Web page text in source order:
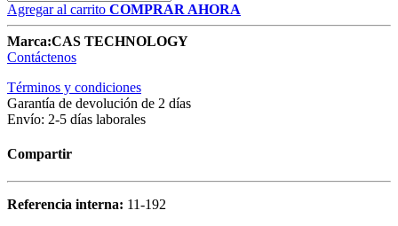
Agregar al carrito COMPRAR AHORA
Marca:CAS TECHNOLOGY
Contáctenos
Términos y condiciones
Garantía de devolución de 2 días
Envío: 2-5 días laborales
Compartir
Referencia interna: 11-192